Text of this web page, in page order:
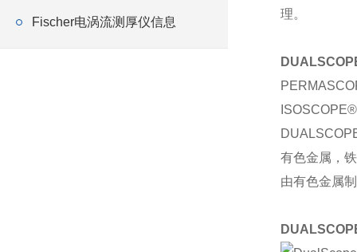
Fischer电涡流测厚仪信息
理。
有色金属，
由有色金属